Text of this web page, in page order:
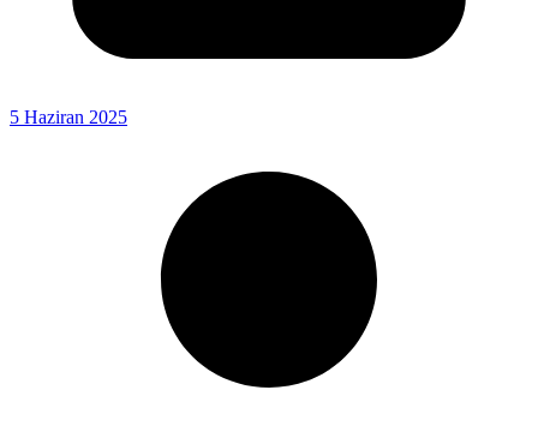
5 Haziran 2025